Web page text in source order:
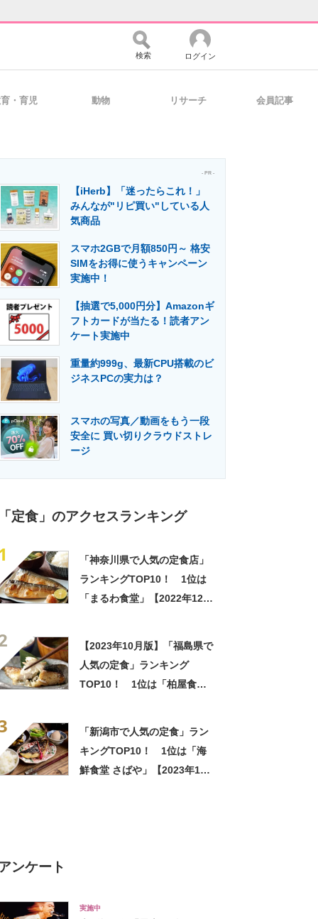
ミュニティ マーケ×ITの今がよく分かる
活用を支援
メディア 建設×テクノロジーの最前線
検索 ログイン
・育児 動物 リサーチ 会員記事
- PR -
【iHerb】「迷ったらこれ！」
みんなが"リピ買い"している人
気商品
スマホ2GBで月額850円～ 格安
SIMをお得に使うキャンペーン
実施中！
【抽選で5,000円分】Amazonギ
フトカードが当たる！読者アン
ケート実施中
重量約999g、最新CPU搭載のビ
ジネスPCの実力は？
スマホの写真／動画をもう一段
安全に 買い切りクラウドストレ
ージ
「定食」のアクセスランキング
「神奈川県で人気の定食店」
ランキングTOP10！ 1位は
「まるわ食堂」【2022年12月
【2023年10月版】「福島県で
人気の定食」ランキング
TOP10！ 1位は「柏屋食
「新潟市で人気の定食」ラン
キングTOP10！ 1位は「海
鮮食堂 さばや」【2023年11
アンケート
実施中